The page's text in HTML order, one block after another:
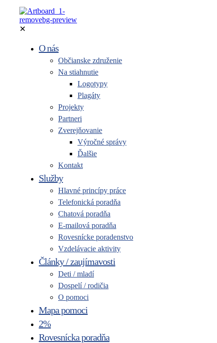
✕
O nás
Občianske združenie
Na stiahnutie
Logotypy
Plagáty
Projekty
Partneri
Zverejňovanie
Výročné správy
Ďalšie
Kontakt
Služby
Hlavné princípy práce
Telefonická poradňa
Chatová poradňa
E-mailová poradňa
Rovesnícke poradenstvo
Vzdelávacie aktivity
Články / zaujímavosti
Deti / mladí
Dospelí / rodičia
O pomoci
Mapa pomoci
2%
Rovesnícka poradňa